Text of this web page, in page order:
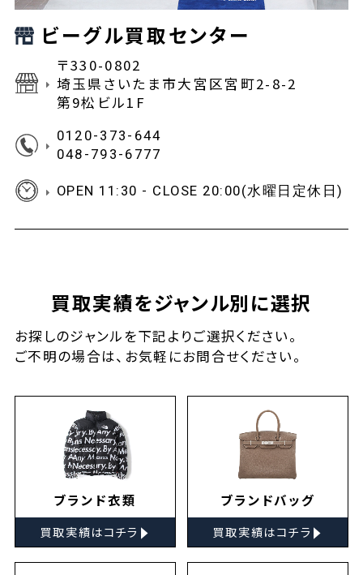
ビーグル買取センター
〒330-0802
埼玉県さいたま市大宮区宮町2-8-2
第9松ビル1F
0120-373-644
048-793-6777
OPEN 11:30 - CLOSE 20:00(水曜日定休日)
買取実績をジャンル別に選択
お探しのジャンルを下記よりご選択ください。
ご不明の場合は、お気軽にお問合せください。
ブランド衣類
買取実績はコチラ ▸
ブランドバッグ
買取実績はコチラ ▸